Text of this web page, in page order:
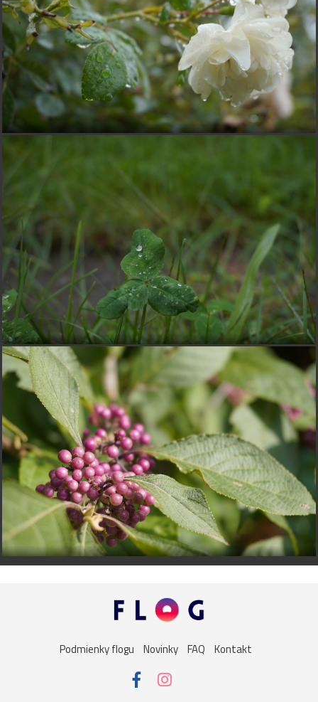
Podmienky flogu Novinky FAQ Kontakt